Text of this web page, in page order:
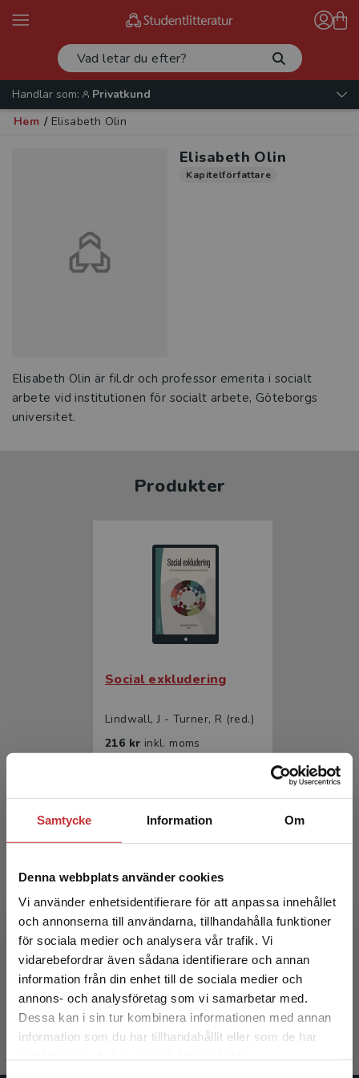
Samtycke Information Om
Denna webbplats använder cookies
Vi använder enhetsidentifierare för att anpassa innehållet
och annonserna till användarna, tillhandahålla funktioner
för sociala medier och analysera vår trafik. Vi
vidarebefordrar även sådana identifierare och annan
information från din enhet till de sociala medier och
annons- och analysföretag som vi samarbetar med.
Dessa kan i sin tur kombinera informationen med annan
information som du har tillhandahållit eller som de har
Begränsad fraktregion
Det verkar som att du besöker
studentlitteratur.se via en enhet utanför Sverige.
Handlar som:
Privatkund
Hem / Elisabeth Olin
Elisabeth Olin
Kapitelförfattare
Elisabeth Olin är fil.dr och professor emerita i socialt
arbete vid institutionen för socialt arbete, Göteborgs
universitet.
Produkter
Social exkludering
Lindwall, J - Turner, R (red.)
216 kr inkl. moms
Social exkludering
Lindwall, J - Turner, R (red.)
349 krinkl. moms
Exkl. moms: 329 kr